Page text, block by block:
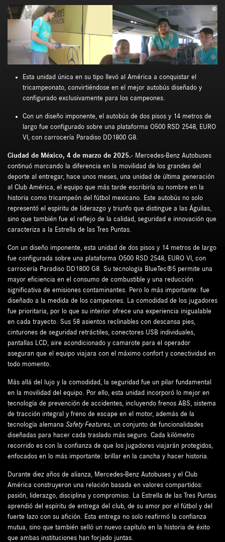
Esta unidad única en su tipo llevó al América a conquistar el
tricampeonato, convirtiéndose en el mejor autobús diseñado y
configurado exclusivamente para los campeones.
Con un diseño imponente, el autobús de dos pisos y 14 metros de
largo fue configurado sobre una plataforma O500 RSD 2548, EURO
VI, con carrocería Paradiso DD1800 G8.
Ciudad de México, 4 de marzo de 2025.- Mercedes-Benz Autobuses
continuó marcando la diferencia en la movilidad de los grandes del
deporte al entregar, hace unos meses, una unidad de última generación
al Club América, el equipo que más tarde escribiría su nombre en la
historia como tricampeón del fútbol mexicano. Este autobús no solo
representó el espíritu de liderazgo y triunfo que distingue a las Águilas,
sino que también fue el reflejo de la calidad, seguridad e innovación que
caracteriza a la Estrella de las Tres Puntas.
Con un diseño imponente, esta unidad de dos pisos y 14 metros de largo
fue configurada sobre una plataforma O500 RSD 2548, EURO VI, con
carrocería Paradiso DD1800 G8. Su tecnología BlueTec®5 permite una
mayor eficiencia en el consumo de combustible y una reducción
significativa de emisiones contaminantes. Pero lo más importante: fue
diseñado a la medida de los campeones. La comodidad de los jugadores
fue prioritaria, por lo que su interior ofrece una experiencia inigualable
en cada trayecto. Sus 58 asientos reclinables con descansa pies,
cinturones de seguridad retráctiles, conectores USB individuales,
pantallas LCD, aire acondicionado y camarote para el operador
aseguran que el equipo viajara con el máximo confort y conectividad en
todo momento.
Más allá del lujo y la comodidad, la seguridad fue un pilar fundamental
en la movilidad del equipo. Por ello, esta unidad incorporó lo mejor en
tecnología de prevención de accidentes, incluyendo frenos ABS, sistema
de tracción integral y freno de escape en el motor, además de la
tecnología alemana Safety Features , un conjunto de funcionalidades
diseñadas para hacer cada traslado más seguro. Cada kilómetro
recorrido es con la confianza de que los jugadores viajarán protegidos,
enfocados en lo más importante: brillar en la cancha y hacer historia.
Durante diez años de alianza, Mercedes-Benz Autobuses y el Club
América construyeron una relación basada en valores compartidos:
pasión, liderazgo, disciplina y compromiso. La Estrella de las Tres Puntas
aprendió del espíritu de entrega del club, de su amor por el fútbol y del
fuerte lazo con su afición. Esta entrega no solo reafirmó la confianza
mutua, sino que también selló un nuevo capítulo en la historia de éxito
que ambas instituciones han forjado juntas.